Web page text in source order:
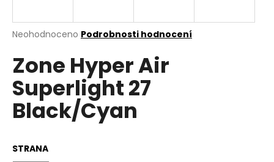
Průměrné
produktu
je
0,0
z
5
hvězdiček.
Neohodnoceno Podrobnosti hodnocení
Zone Hyper Air
Superlight 27
Black/Cyan
STRANA
j
t
?